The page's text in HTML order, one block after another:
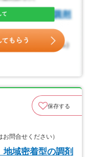
保存する
問合せください）
域密着型の調剤